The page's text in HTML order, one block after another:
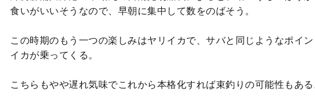
食いがいいそうなので、早朝に集中して数をのばそう。
この時期のもう一つの楽しみはヤリイカで、サバと同じようなポイ
イカが乗ってくる。
こちらもやや遅れ気味でこれから本格化すれば束釣りの可能性もあ